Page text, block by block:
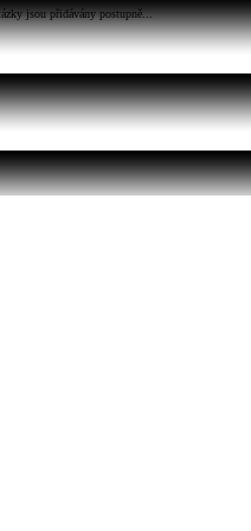
jsou přidávány postupně...